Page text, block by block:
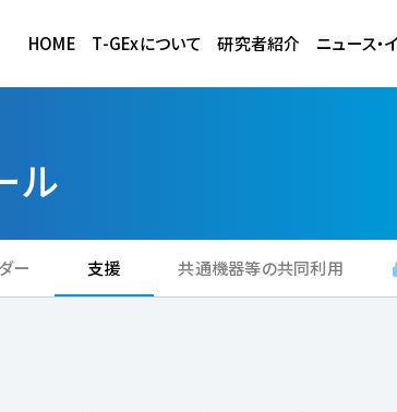
HOME T-GExについて 研究者紹介 ニュース・
ル
ー 支援 共通機器等の共同利用